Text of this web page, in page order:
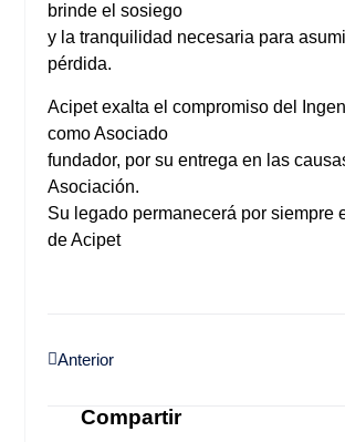
brinde el sosiego
y la tranquilidad necesaria para
pérdida.
Acipet exalta el compromiso del
como Asociado
fundador, por su entrega en las
Asociación.
Su legado permanecerá por siempre
de Acipet
Anterior
Compartir